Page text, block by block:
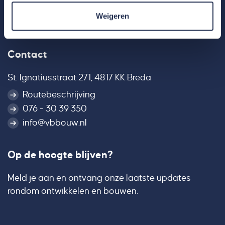
Weigeren
Contact
St. Ignatiusstraat 271, 4817 KK Breda
Routebeschrijving
076 - 30 39 350
info@vbbouw.nl
Op de hoogte blijven?
Meld je aan en ontvang onze laatste updates
rondom ontwikkelen en bouwen.